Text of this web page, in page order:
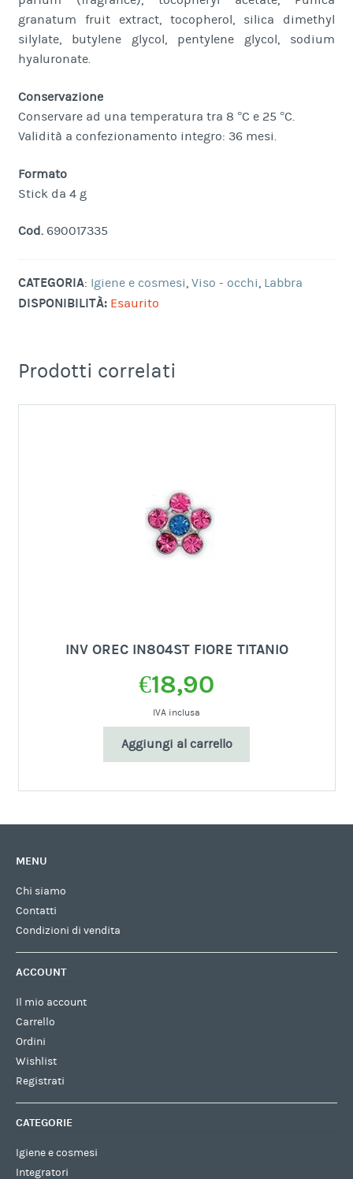
granatum fruit extract, tocopherol, silica dimethyl
silylate, butylene glycol, pentylene glycol, sodium
hyaluronate.
Conservazione
Conservare ad una temperatura tra 8 °C e 25 °C.
Validità a confezionamento integro: 36 mesi.
Formato
Stick da 4 g
Cod.690017335
CATEGORIA: Igiene e cosmesi, Viso - occhi, Labbra
DISPONIBILITÀ: Esaurito
Prodotti correlati
INV OREC IN804ST FIORE TITANIO
€18,90
IVA inclusa
Aggiungi al carrello
MENU
Chi siamo
Contatti
Condizioni di vendita
ACCOUNT
Il mio account
Carrello
Ordini
Wishlist
Registrati
CATEGORIE
Igiene e cosmesi
Integratori